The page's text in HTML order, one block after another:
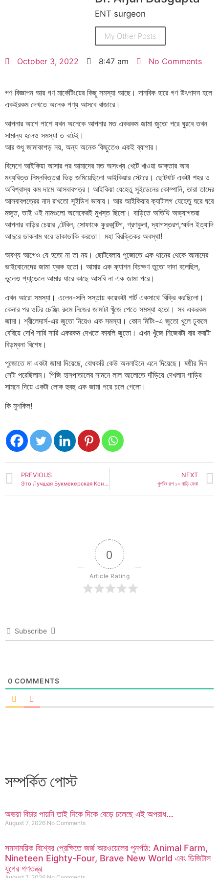
ENT surgeon
My Other Posts
October 3, 2022 8:47 am No Comments
গণ বিজ্ঞাপন আর গণ মার্কেটিংয়ের কিছু সমস্যা আছে। দানবিক হারে গণ উৎপাদন হলে
একইরকম দেখতে অনেক পণ্য আসবে বাজারে।
আপনার আশে পাশে যখন অনেকে আপনার মত একরকম জামা জুতো পরে ঘুরবে তখন
সামান্য হলেও সমস্যা ত বটেই।
আর শুধু জামাকাপড় নয়, অন্য অনেক কিছুতেও একই ব্যাপার।
বিদেশে আইকিয়া আসার পর আমাদের মত অসংখ্য খেটে খাওয়া ডাক্তার আর
মধ্যবিত্ত নিম্নবিত্তরা ভিড় জমিয়েছিলো আইকিয়ার স্টোরে। ছোটখাট একটা শহর ও
অবিশ্বাস্য কম দামে আসবাবপত্র। আইকিয়া যেহেতু সুইডেনের কোম্পানি, তারা তাদের
আসবাবপত্রের নাম রাখতো সুইডিশ ভাষায়। আর আইকিয়ার ক্যাটালগ যেহেতু ঘরে ঘরে
মজুত, তাই ওই নামগুলো অনেকেরই মুখস্ত ছিলো। বাড়িতে অতিথি অভ্যাগতরা
আপনার বাড়ির চেয়ার ,টেবিল, সোফাকে ফুরকান্টিগ, গ্রণকুলা, দ্যাগস্তরপ,স্মর্বল ইত্যাদি
আদুরে ডাকনাম ধরে ডাকাডাকি করতো। মহা বিরক্তিকর অবস্থা!
অবশ্য আগেও যে হতো না তা নয়। ছোটবেলায় পুজোতে এক থানের থেকে আমাদের
ভাইবোনেদের জামা ফ্রক হতো। আমার এক ফ্যাশন বিচক্ষণ তুতো দাদা বলেছিল,
ভুলেও প্যান্ডেলে আমার ধারে কাছে আসবি না এক জামা পরে।
এখন আরো সমস্যা। এলেন-সলি সস্তায় কয়েকটা শার্ট একসাথে বিক্রি করছিলো।
কেনার পর ওটির চেঞ্জিং রুমে নিজের জামাটা খুঁজে পেতে সমস্যা হতো। সব একরকম
জামা। শ্রীলেদার্স-এর জুতো নিয়েও এক সমস্যা। কোন মিটিং-এ জুতো খুলে ঢুকলে
বেরিয়ে দেখি সারি সারি একরকম দেখতে কাবলি জুতো। এখন খুঁজে নিজেরটা বার করাটা
বিড়ম্বনা বিশেষ।
পুজোতে মা একটা জামা দিয়েছে, বোধকরি কেউ অনলাইনে এনে দিয়েছে। ষষ্ঠীর দিন
সেটা পরেছিলাম। পিজি হাসপাতালের সামনে লাল আলোতে দাঁড়িয়ে দেখলাম গাড়ির
সামনে দিয়ে একটা লোক হুবহু এক জামা পরে চলে গেলো।
কি মুশকিল!
PREVIOUS
Это Лучшая Букмекерская Контора И Онлайн Казин
NEXT
খুপরির গল্প ১০ বাড়ি ফেরা
0
Article Rating
Subscribe
0 COMMENTS
সম্পর্কিত পোস্ট
অভয়া বিচার পায়নি তাই দিকে দিকে বেড়ে চলেছে এই অপরাধ…
August 7, 2026 No Comments
সমসাময়িক বিশ্বের প্রেক্ষিতে জর্জ অরওয়েলের পুনর্পাঠ: Animal Farm,
Nineteen Eighty-Four, Brave New World এবং ডিজিটাল
যুগের গণতন্ত্র